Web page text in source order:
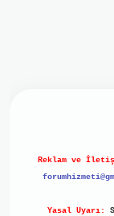
Reklam ve
Yasal Uyarı: